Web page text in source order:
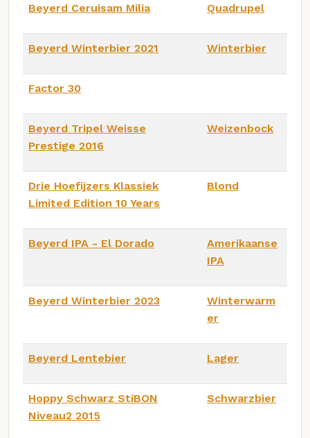
Beyerd Ceruisam Milia Quadrupel
Beyerd Winterbier 2021 Winterbier
Factor 30
Beyerd Tripel Weisse
Prestige 2016
Weizenbock
Drie Hoefijzers Klassiek
Limited Edition 10 Years
Blond
Beyerd IPA - El Dorado
Amerikaanse
IPA
Beyerd Winterbier 2023
Winterwarm
er
Beyerd Lentebier Lager
Hoppy Schwarz StiBON
Niveau2 2015
Schwarzbier